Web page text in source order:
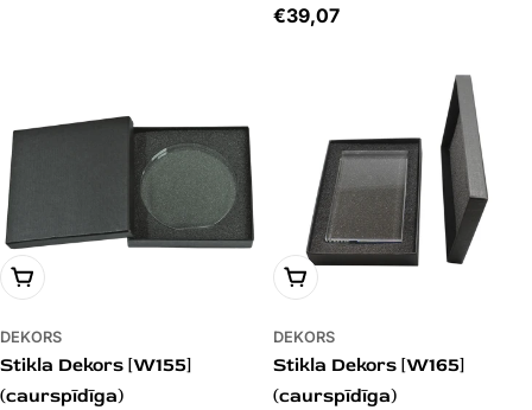
Cena
€39,07
PIEVIENOT GROZAM
DEKORS
Stikla Dekors [W155]
(caurspīdīga)
PIEVIENOT GROZAM
DEKORS
Stikla Dekors [W165]
(caurspīdīga)